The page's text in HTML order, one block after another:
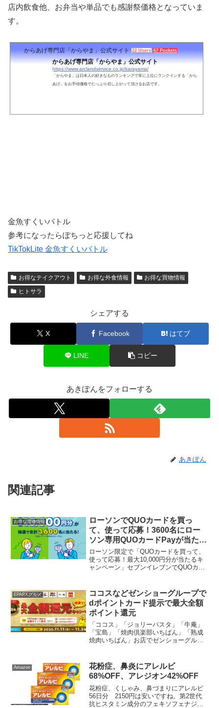
店内飲食他、お弁当や単品でも感謝祭価格となっていま
す。
からあげ専門店「からやま」公式サイト 22 Users 67 Pockets
からあげ専門店「からやま」公式サイト
https://www.arclandservice.co.jp/karayama/
「からやま」は日本人の好きなものランキングで常に上位にランクインする「から
あげ」をお手頃価格でたっぷり召し上がって頂けるお店です。
金魚すくいバトル
参考になったらぽちっと応援してね
TikTokLite 金魚すくいバトル
お得なテイクアウト お得な外食情報
お得な買物情報
ヒトサラ
シェアする
X Facebook はてブ
LINE コピー
あきぽんをフォローする
あきぽん
関連記事
お得な買物情報
ローソンでQUOカードを買っ
て、使って応募！3600名にロー
ソン専用QUOカードPayが当た
る！
ローソン限定で「QUOカードを買って、
使って応募！最大10,000円分が当たるキ
ャンペーン」セブンイレブンでQUOカー
QUOカードPay（有効期限：2027年2月
28...
EPARKグルメ
ココスなどゼンショーグループで
dポイントカード提示で最大全額
ポイント還元
「ココス」「ジョリーパスタ」「牛庵」
「宝島」「焼肉倶楽部いちばん」「熟成
焼肉いちばん」お店でゼンショーグルー
額還元！ 【キャンペーン期間】2020年11
月11日（水...
Amazon
花粉症、鼻炎にアレルビ
68%OFF、アレジオン42%OFF
花粉症、くしゃみ、鼻づまりにアレルビ
56日分 2150円は安いですね。第2世代
抗ヒスタミン成分のフェキソフェナジン